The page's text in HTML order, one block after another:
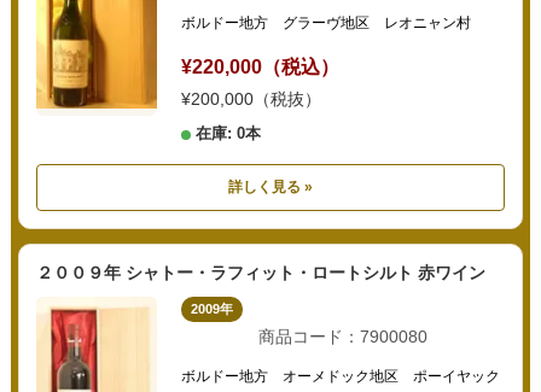
ボルドー地方 グラーヴ地区 レオニャン村
¥220,000（税込）
¥200,000（税抜）
在庫: 0本
詳しく見る »
２００９年 シャトー・ラフィット・ロートシルト 赤ワイン
2009年
商品コード：7900080
ボルドー地方 オーメドック地区 ポーイヤック